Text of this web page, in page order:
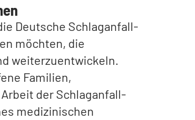
Deutsche Schlaganfall-
möchten, die
weiterzuentwickeln.
Familien,
der Schlaganfall-
medizinischen